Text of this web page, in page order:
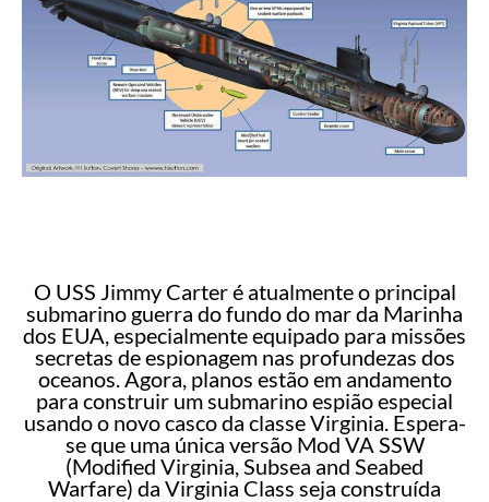
O USS Jimmy Carter é atualmente o principal
submarino guerra do fundo do mar da Marinha
dos EUA, especialmente equipado para missões
secretas de espionagem nas profundezas dos
oceanos. Agora, planos estão em andamento
para construir um submarino espião especial
usando o novo casco da classe Virginia. Espera-
se que uma única versão Mod VA SSW
(Modified Virginia, Subsea and Seabed
Warfare) da Virginia Class seja construída